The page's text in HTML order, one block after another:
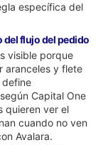
específica del
del flujo del pedido
visible porque
aranceles y flete
define
Capital One
quieren ver el
cuando no ven
Avalara.